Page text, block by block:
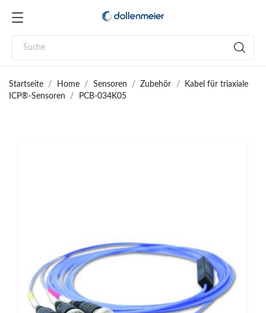
Startseite Home Sensoren Zubehör
Kabel für triaxiale
ICP®-Sensoren
PCB-034K05